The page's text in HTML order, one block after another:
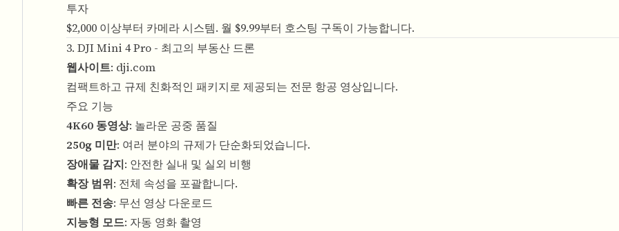
투자
$2,000 이상부터 카메라 시스템. 월 $9.99부터 호스팅 구독이 가능합니다.
3. DJI Mini 4 Pro - 최고의 부동산 드론
웹사이트: dji.com
컴팩트하고 규제 친화적인 패키지로 제공되는 전문 항공 영상입니다.
주요 기능
4K60 동영상: 놀라운 공중 품질
250g 미만: 여러 분야의 규제가 단순화되었습니다.
장애물 감지: 안전한 실내 및 실외 비행
확장 범위: 전체 속성을 포괄합니다.
빠른 전송: 무선 영상 다운로드
지능형 모드: 자동 영화 촬영